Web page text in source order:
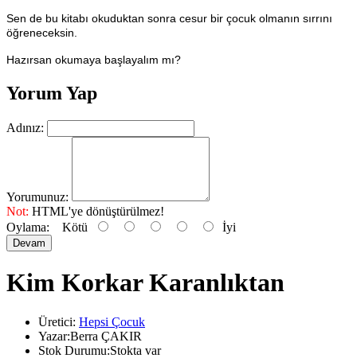
Sen de bu kitabı okuduktan sonra cesur bir çocuk olmanın sırrını
öğreneceksin.
Hazırsan okumaya başlayalım mı?
Yorum Yap
Adınız:
Yorumunuz:
Not: HTML'ye dönüştürülmez!
Oylama: Kötü İyi
Devam
Kim Korkar Karanlıktan
Üretici: Hepsi Çocuk
Yazar:Berra ÇAKIR
Stok Durumu:Stokta var